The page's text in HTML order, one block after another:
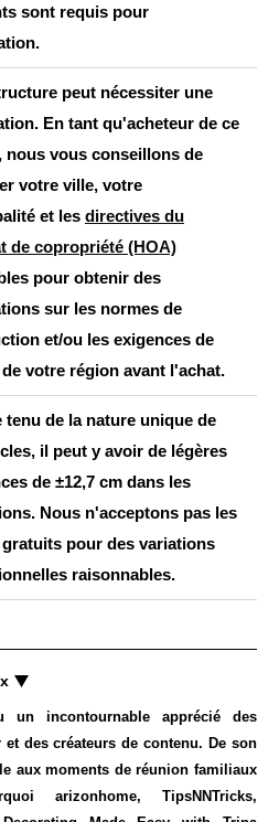
sont requis pour
peut nécessiter une
En tant qu'acheteur de ce
nous vous conseillons de
votre ville, votre
et les directives du
de copropriété (HOA)
pour obtenir des
sur les normes de
et/ou les exigences de
votre région avant l'achat.
tenu de la nature unique de
il peut y avoir de légères
de ±12,7 cm dans les
Nous n'acceptons pas les
pour des variations
raisonnables.
un incontournable apprécié des
et des créateurs de contenu. De son
aux moments de réunion familiaux
arizonhome, TipsNNTricks,